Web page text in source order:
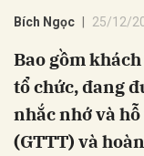
Bích Ngọc 25/12/
Bao gồm
tổ chức, đang
nhắc nhớ và
(GTTT) và